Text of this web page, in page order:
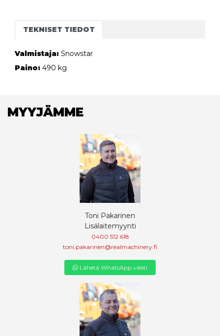
TEKNISET TIEDOT
Valmistaja: Snowstar
Paino: 490 kg
MYYJÄMME
Toni Pakarinen
Lisälaitemyynti
0400 512 618
toni.pakarinen@realmachinery.fi
Lähetä WhatsApp viesti